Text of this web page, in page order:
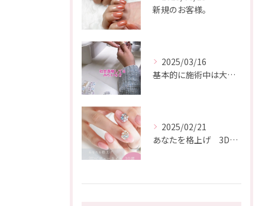
新規のお客様。
2025/03/16
基本的に施術中は大爆笑しています😂
2025/02/21
あなたを格上げ 3Dビジューネイル10選